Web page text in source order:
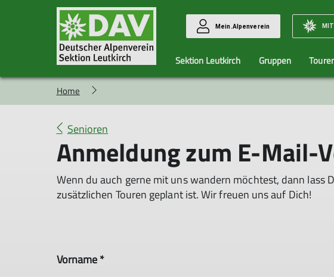
Mein.Alpenverein
Sektion Leutkirch
Tourenleiter Unser Team
Gruppen
Youngsters Bergmädels
Kaiserjochhaus
Aktuelles
Home
Senioren
Anmeldung zum E-Mail-
Wenn du auch gerne mit uns wandern möchtest, dann
zusätzlichen Touren geplant ist. Wir freuen uns auf Dich!
Vorname *